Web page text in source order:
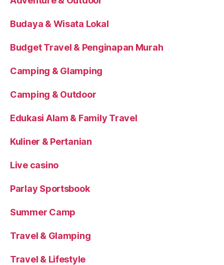
Budaya & Wisata Lokal
Budget Travel & Penginapan Murah
Camping & Glamping
Camping & Outdoor
Edukasi Alam & Family Travel
Kuliner & Pertanian
Live casino
Parlay Sportsbook
Summer Camp
Travel & Glamping
Travel & Lifestyle